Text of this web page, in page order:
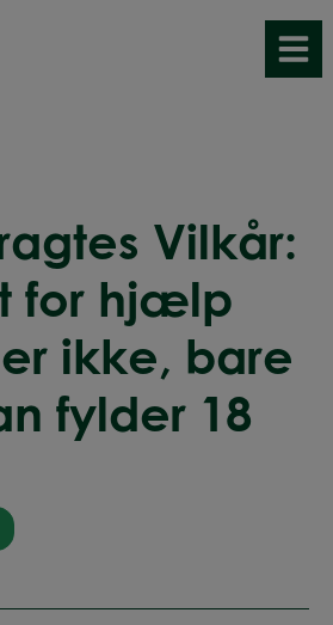
Vilkår:
for hjælp
ikke, bare
fylder 18